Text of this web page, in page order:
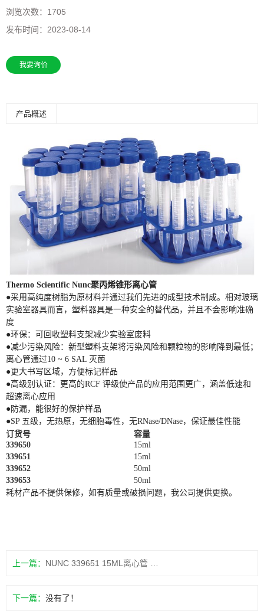
浏览次数： 1705
发布时间： 2023-08-14
我要询价
产品概述
Thermo Scientific Nunc聚丙烯锥形离心管
●采用高纯度树脂为原材料并通过我们先进的成型技术制成。相对玻璃
实验室器具而言，塑料器具是一种安全的替代品，并且不会影响准确
度
●环保：可回收塑料支架减少实验室废料
●减少污染风险：新型塑料支架将污染风险和颗粒物的影响降到最低；
离心管通过10 ~ 6 SAL 灭菌
●更大书写区域，方便标记样品
●高级别认证：更高的RCF 评级使产品的应用范围更广，涵盖低速和
超速离心应用
●防漏，能很好的保护样品
●SP 五级，无热原，无细胞毒性，无RNase/DNase，保证最佳性能
订货号
容量
339650
15ml
339651
15ml
339652
50ml
339653
50ml
耗材产品不提供保修，如有质量或破损问题，我公司提供更换。
上一篇：
下一篇： 没有了！